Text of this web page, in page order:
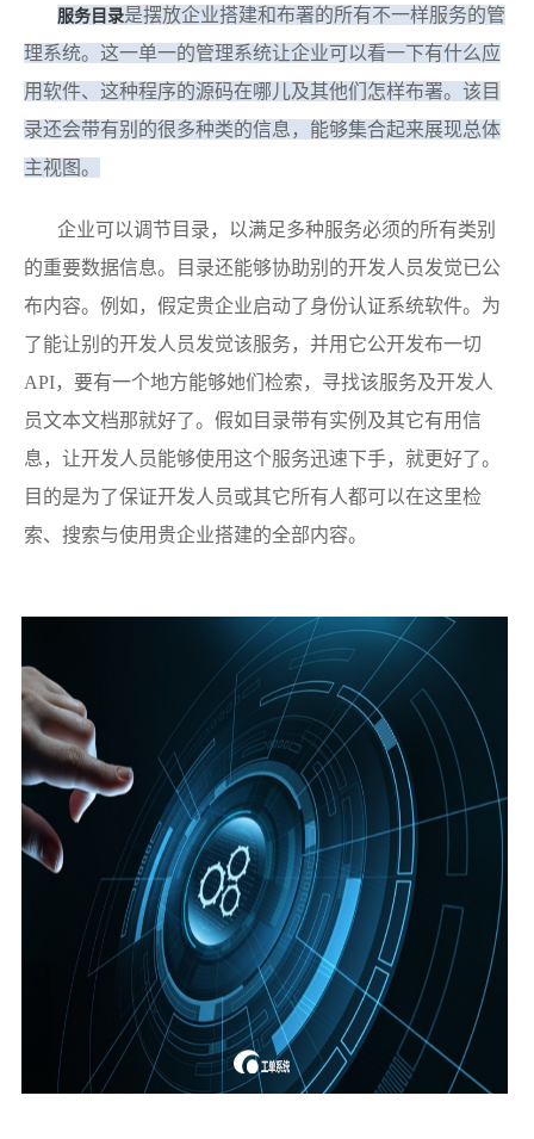
服务目录是摆放企业搭建和布署的所有不一样服务的管
理系统。这一单一的管理系统让企业可以看一下有什么应
用软件、这种程序的源码在哪儿及其他们怎样布署。该目
录还会带有别的很多种类的信息，能够集合起来展现总体
主视图。
企业可以调节目录，以满足多种服务必须的所有类别
的重要数据信息。目录还能够协助别的开发人员发觉已公
布内容。例如，假定贵企业启动了身份认证系统软件。为
了能让别的开发人员发觉该服务，并用它公开发布一切
API，要有一个地方能够她们检索，寻找该服务及开发人
员文本文档那就好了。假如目录带有实例及其它有用信
息，让开发人员能够使用这个服务迅速下手，就更好了。
目的是为了保证开发人员或其它所有人都可以在这里检
索、搜索与使用贵企业搭建的全部内容。